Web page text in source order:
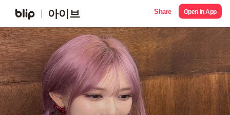
아이브 Share Open in App